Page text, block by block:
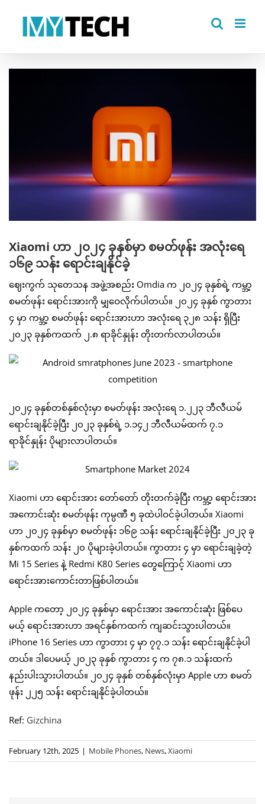
Xiaomi ဟာ ၂၀၂၄ ခုနှစ်မှာ စမတ်ဖုန်း အလုံးရေ
၁၆၉ သန်း ရောင်းချနိုင်ခဲ့
ဈေးကွက် သုတေသန အဖွဲ့အစည်း Omdia က ၂၀၂၄ ခုနှစ်ရဲ့ ကမ္ဘာ့
စမတ်ဖုန်း ရောင်းအားကို မျှဝေလိုက်ပါတယ်။ ၂၀၂၄ ခုနှစ် ကွာတား
၄ မှာ ကမ္ဘာ့ စမတ်ဖုန်း ရောင်းအားဟာ အလုံးရေ ၃၂၈ သန်း ရှိပြီး
၂၀၂၃ ခုနှစ်ကထက် ၂.၈ ရာခိုင်နှုန်း တိုးတက်လာပါတယ်။
၂၀၂၄ ခုနှစ်တစ်နှစ်လုံးမှာ စမတ်ဖုန်း အလုံးရေ ၁.၂၂၃ ဘီလီယမ်
ရောင်းချနိုင်ခဲ့ပြီး ၂၀၂၃ ခုနှစ်ရဲ့ ၁.၁၄၂ ဘီလီယမ်ထက် ၇.၁
ရာခိုင်နှုန်း ပိုများလာပါတယ်။
Xiaomi ဟာ ရောင်းအား တော်တော် တိုးတက်ခဲ့ပြီး ကမ္ဘာ့ ရောင်းအား
အကောင်းဆုံး စမတ်ဖုန်း ကုမ္ပဏီ ၅ ခုထဲပါဝင်ခဲ့ပါတယ်။ Xiaomi
ဟာ ၂၀၂၄ ခုနှစ်မှာ စမတ်ဖုန်း ၁၆၉ သန်း ရောင်းချနိုင်ခဲ့ပြီး ၂၀၂၃ ခု
နှစ်ကထက် သန်း ၂၀ ပိုများခဲ့ပါတယ်။ ကွာတား ၄ မှာ ရောင်းချခဲ့တဲ့
Mi 15 Series နဲ့ Redmi K80 Series တွေကြောင့် Xiaomi ဟာ
ရောင်းအားကောင်းတာဖြစ်ပါတယ်။
Apple ကတော့ ၂၀၂၄ ခုနှစ်မှာ ရောင်းအား အကောင်းဆုံး ဖြစ်ပေ
မယ့် ရောင်းအားဟာ အရင်နှစ်ကထက် ကျဆင်းသွားပါတယ်။
iPhone 16 Series ဟာ ကွာတား ၄ မှာ ၇၇.၁ သန်း ရောင်းချနိုင်ခဲ့ပါ
တယ်။ ဒါပေမယ့် ၂၀၂၃ ခုနှစ် ကွာတား ၄ က ၇၈.၁ သန်းထက်
နည်းပါးသွားပါတယ်။ ၂၀၂၄ ခုနှစ် တစ်နှစ်လုံးမှာ Apple ဟာ စမတ်
ဖုန်း ၂၂၅ သန်း ရောင်းချနိုင်ခဲ့ပါတယ်။
Ref: Gizchina
February 12th, 2025 | Mobile Phones, News,Xiaomi